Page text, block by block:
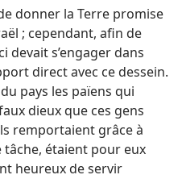
donner la Terre promise
; cependant, afin de
devait s’engager dans
direct avec ce dessein.
pays les païens qui
dieux que ces gens
remportaient grâce à
tâche, étaient pour eux
heureux de servir